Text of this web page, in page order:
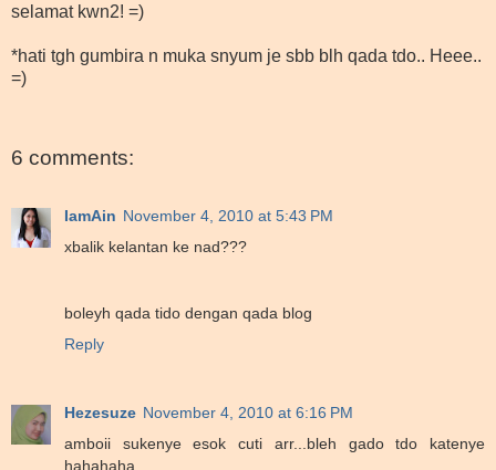
selamat kwn2! =)
*hati tgh gumbira n muka snyum je sbb blh qada tdo.. Heee..
=)
6 comments:
IamAin November 4, 2010 at 5:43 PM
xbalik kelantan ke nad???
boleyh qada tido dengan qada blog
Reply
Hezesuze November 4, 2010 at 6:16 PM
amboii sukenye esok cuti arr...bleh gado tdo katenye
hahahaha